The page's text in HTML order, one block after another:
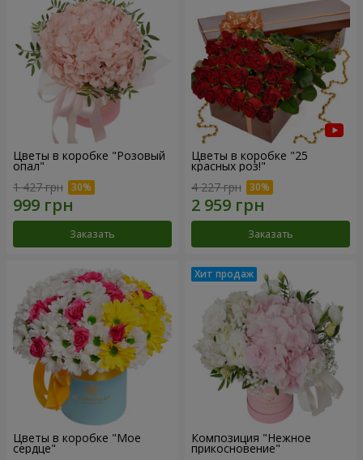
Цветы в коробке "Розовый
опал"
1 427 грн
Заказать
Цветы в коробке "25
красных роз!"
4 227 грн
Заказать
Цветы в коробке "Мое
сердце"
Композиция "Нежное
прикосновение"